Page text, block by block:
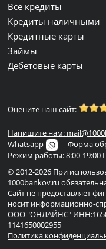
Все кредиты
Кредиты наличными
Кредитные карты
Займы
Дебетовые карты
Оцените наш сайт:
Напишите нам:
Whatsapp
Форма
Режим работы: 8:00-19:00
© 2012-2026 При
1000bankov.ru
Сайт не предоставляет
носит информационно-
ООО "ОНЛАЙНС"
1141650002955
Политика